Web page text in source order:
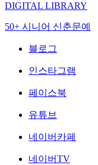
DIGITAL LIBRARY
50+ 시니어 신춘문예
블로그
인스타그램
페이스북
유튜브
네이버카페
네이버TV